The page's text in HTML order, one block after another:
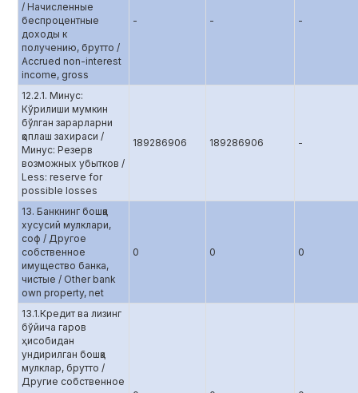
/ Начисленные
беспроцентные
доходы к
получению, брутто /
Accrued non-interest
income, gross
- - -
12.2.1. Минус:
Кўрилиши мумкин
бўлган зарарларни
қоплаш захираси /
Минус: Резерв
возможных убытков /
Less: reserve for
possible losses
189286906 189286906 -
13. Банкнинг бошқа
хусусий мулклари,
соф / Другое
собственное
имущество банка,
чистые / Other bank
own property, net
0 0 0
13.1.Кредит ва лизинг
бўйича гаров
ҳисобидан
ундирилган бошқа
мулклар, брутто /
Другие собственное